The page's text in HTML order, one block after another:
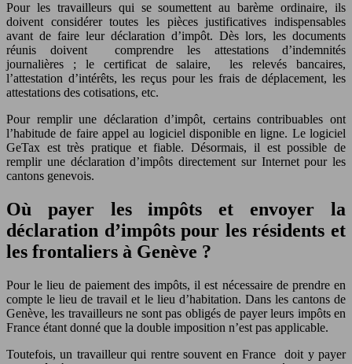
Pour les travailleurs qui se soumettent au barème ordinaire, ils
doivent considérer toutes les pièces justificatives indispensables
avant de faire leur déclaration d’impôt. Dès lors, les documents
réunis doivent comprendre les attestations d’indemnités
journalières ; le certificat de salaire, les relevés bancaires,
l’attestation d’intérêts, les reçus pour les frais de déplacement, les
attestations des cotisations, etc.
Pour remplir une déclaration d’impôt, certains contribuables ont
l’habitude de faire appel au logiciel disponible en ligne. Le logiciel
GeTax est très pratique et fiable. Désormais, il est possible de
remplir une déclaration d’impôts directement sur Internet pour les
cantons genevois.
Où payer les impôts et envoyer la
déclaration d’impôts pour les résidents et
les frontaliers à Genève ?
Pour le lieu de paiement des impôts, il est nécessaire de prendre en
compte le lieu de travail et le lieu d’habitation. Dans les cantons de
Genève, les travailleurs ne sont pas obligés de payer leurs impôts en
France étant donné que la double imposition n’est pas applicable.
Toutefois, un travailleur qui rentre souvent en France doit y payer